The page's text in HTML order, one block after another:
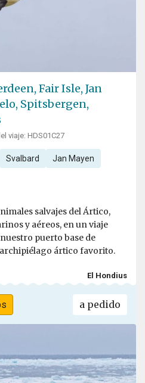
Fair Isle, Jan
Spitsbergen,
viaje: HDS01C27
Svalbard Jan Mayen
salvajes del Ártico,
y aéreos, en un viaje
puerto base de
ártico favorito.
El Hondius
a pedido